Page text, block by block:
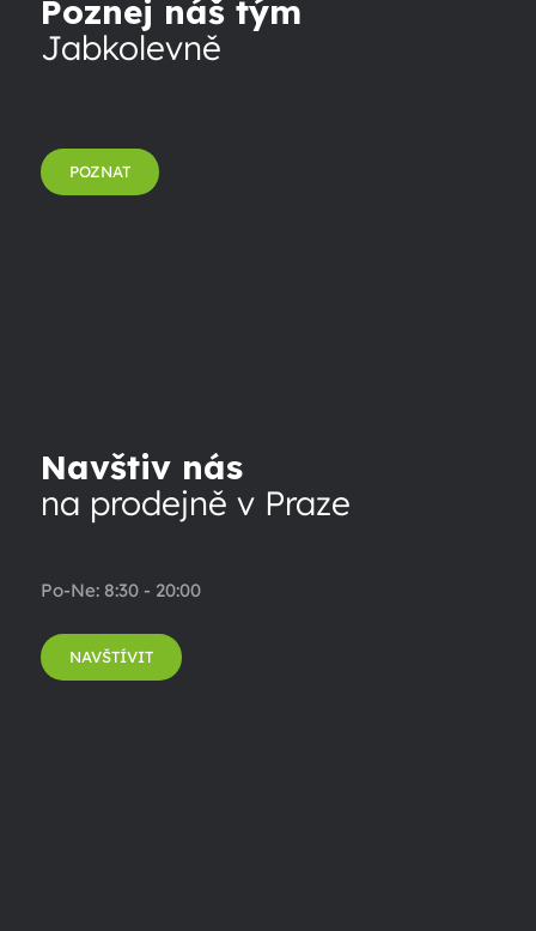
Poznej náš tým
Jabkolevně
POZNAT
Navštiv nás
na prodejně v Praze
Po-Ne: 8:30 - 20:00
NAVŠTÍVIT